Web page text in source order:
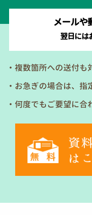
メールや
翌日には
・複数箇所への送付も
・お急ぎの場合は、
・何度でもご要望に